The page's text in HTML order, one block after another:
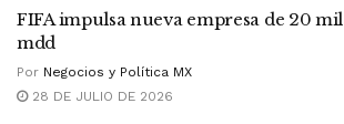
FIFA impulsa nueva empresa de 20 mil
mdd
Por Negocios y Política MX
28 DE JULIO DE 2026